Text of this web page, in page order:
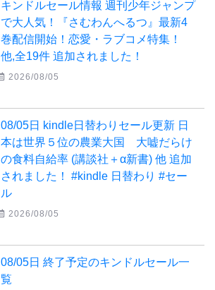
キンドルセール情報 週刊少年ジャンプ
で大人気！『さむわんへるつ』最新4
巻配信開始！恋愛・ラブコメ特集！
他,全19件 追加されました！
2026/08/05
08/05日 kindle日替わりセール更新 日
本は世界５位の農業大国 大嘘だらけ
の食料自給率 (講談社＋α新書) 他 追加
されました！ #kindle 日替わり #セー
ル
2026/08/05
08/05日 終了予定のキンドルセール一
覧